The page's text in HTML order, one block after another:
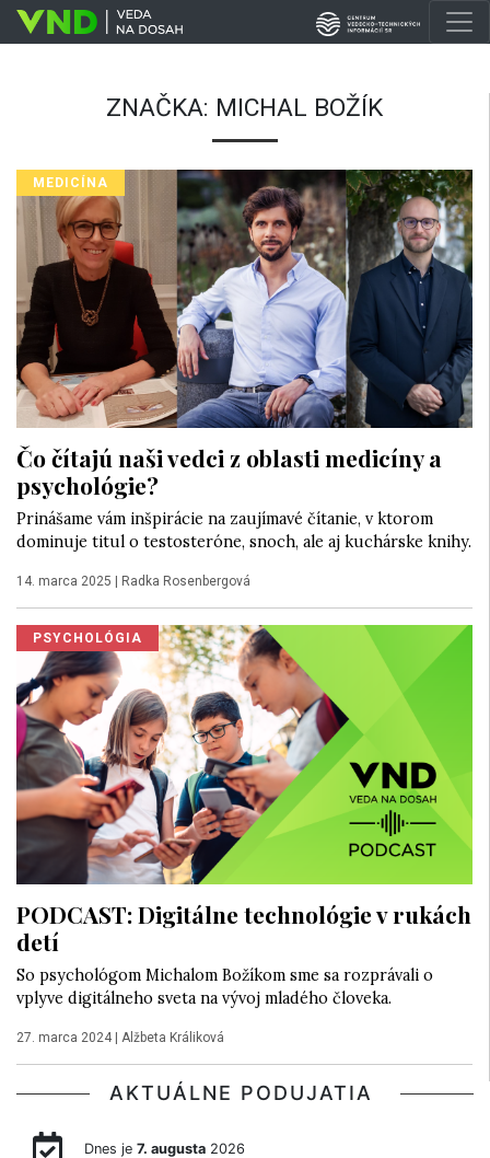
ZNAČKA: MICHAL BOŽÍK
MEDICÍNA
Čo čítajú naši vedci z oblasti medicíny a
psychológie?
Prinášame vám inšpirácie na zaujímavé čítanie, v ktorom
dominuje titul o testosteróne, snoch, ale aj kuchárske knihy.
14. marca 2025 Radka Rosenbergová
PSYCHOLÓGIA
PODCAST: Digitálne technológie v rukách
detí
So psychológom Michalom Božíkom sme sa rozprávali o
vplyve digitálneho sveta na vývoj mladého človeka.
27. marca 2024 | Alžbeta Králiková
AKTUÁLNE PODUJATIA
Dnes je 7. augusta2026